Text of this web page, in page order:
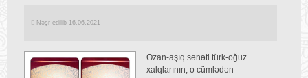
Nəşr edilib 16.06.2021
Ozan-aşıq sənəti türk-oğuz
xalqlarının, o cümlədən